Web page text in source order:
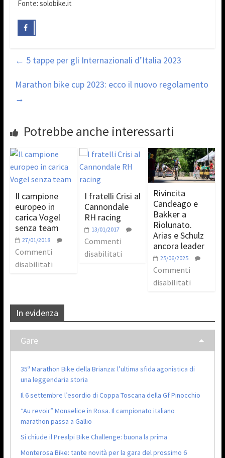
Fonte: solobike.it
← 5 tappe per gli Internazionali d’Italia 2023
Marathon bike cup 2023: ecco il nuovo regolamento
→
Potrebbe anche interessarti
Il campione
europeo in
carica Vogel
senza team
27/01/2018
Commenti
disabilitati
I fratelli Crisi al
Cannondale
RH racing
13/01/2017
Commenti
disabilitati
Rivincita
Candeago e
Bakker a
Riolunato.
Arias e Schulz
ancora leader
25/06/2025
Commenti
disabilitati
In evidenza
Gare
35ª Marathon Bike della Brianza: l’ultima sfida agonistica di
una leggendaria storia
Il 6 settembre l’esordio di Coppa Toscana della Gf Pinocchio
“Au revoir” Monselice in Rosa. Il campionato italiano
marathon passa a Gallio
Si chiude il Prealpi Bike Challenge: buona la prima
Monterosa Bike: tante novità per la gara del prossimo 6